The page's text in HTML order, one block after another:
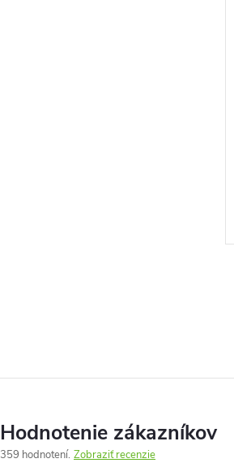
Hodnotenie zákazníkov
359 hodnotení Zobraziť recenzie